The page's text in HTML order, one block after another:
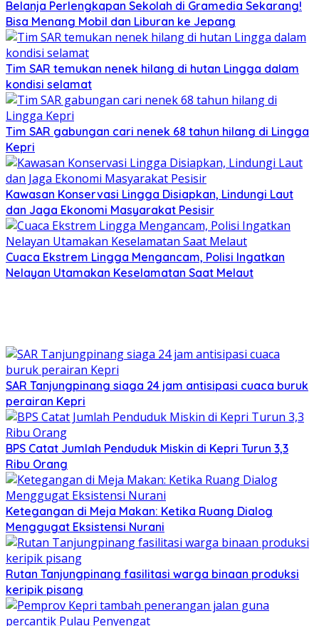
Belanja Perlengkapan Sekolah di Gramedia Sekarang!
Bisa Menang Mobil dan Liburan ke Jepang
Tim SAR temukan nenek hilang di hutan Lingga dalam
kondisi selamat
Tim SAR gabungan cari nenek 68 tahun hilang di Lingga
Kepri
Kawasan Konservasi Lingga Disiapkan, Lindungi Laut
dan Jaga Ekonomi Masyarakat Pesisir
Cuaca Ekstrem Lingga Mengancam, Polisi Ingatkan
Nelayan Utamakan Keselamatan Saat Melaut
SAR Tanjungpinang siaga 24 jam antisipasi cuaca buruk
perairan Kepri
BPS Catat Jumlah Penduduk Miskin di Kepri Turun 3,3
Ribu Orang
Ketegangan di Meja Makan: Ketika Ruang Dialog
Menggugat Eksistensi Nurani
Rutan Tanjungpinang fasilitasi warga binaan produksi
keripik pisang